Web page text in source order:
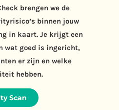
brengen we de
binnen jouw
in kaart. Je krijgt een
wat goed is ingericht,
er zijn en welke
hebben.
Scan